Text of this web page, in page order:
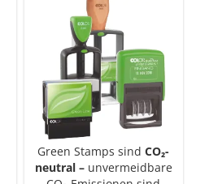
Green Stamps sindCO₂-
neutral –unvermeidbare